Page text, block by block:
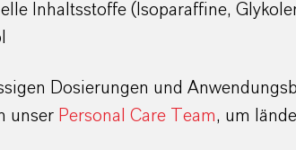
Inhaltsstoffe (Isoparaffine,
Dosierungen und
unser Personal Care Team, um